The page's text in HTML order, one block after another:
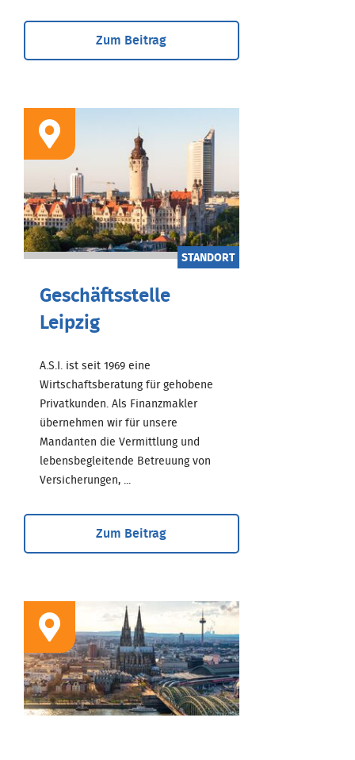
Zum Beitrag
STANDORT
Geschäftsstelle
Leipzig
A.S.I. ist seit 1969 eine
Wirtschaftsberatung für gehobene
Privatkunden. Als Finanzmakler
übernehmen wir für unsere
Mandanten die Vermittlung und
lebensbegleitende Betreuung von
Versicherungen, ...
Zum Beitrag